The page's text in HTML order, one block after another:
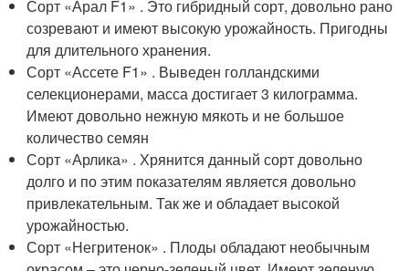
Сорт «Арал F1» . Это гибридный сорт, довольно рано
созревают и имеют высокую урожайность. Пригодны
для длительного хранения.
Сорт «Ассете F1» . Выведен голландскими
селекционерами, масса достигает 3 килограмма.
Имеют довольно нежную мякоть и не большое
количество семян
Сорт «Арлика» . Хрянится данный сорт довольно
долго и по этим показателям является довольно
привлекательным. Так же и обладает высокой
урожайностью.
Сорт «Негритенок» . Плоды обладают необычным